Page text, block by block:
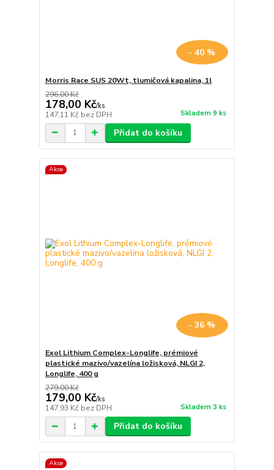
- 40 %
Morris Race SUS 20Wt, tlumičová kapalina, 1l
296,00 Kč
178,00 Kč/ks
147,11 Kč bez DPH Skladem 9 ks
Přidat do košíku
Akce
- 36 %
Exol Lithium Complex-Longlife, prémiové
plastické mazivo/vazelína ložisková, NLGI 2,
Longlife, 400 g
279,00 Kč
179,00 Kč/ks
147,93 Kč bez DPH Skladem 3 ks
Přidat do košíku
Akce